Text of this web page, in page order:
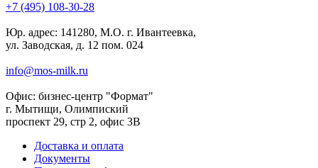
+7 (495) 108-30-28
Юр. адрес: 141280, М.О. г. Ивантеевка,
ул. Заводская, д. 12 пом. 024
info@mos-milk.ru
Офис: бизнес-центр "Формат"
г. Мытищи, Олимпиский
проспект 29, стр 2, офис 3B
Доставка и оплата
Документы